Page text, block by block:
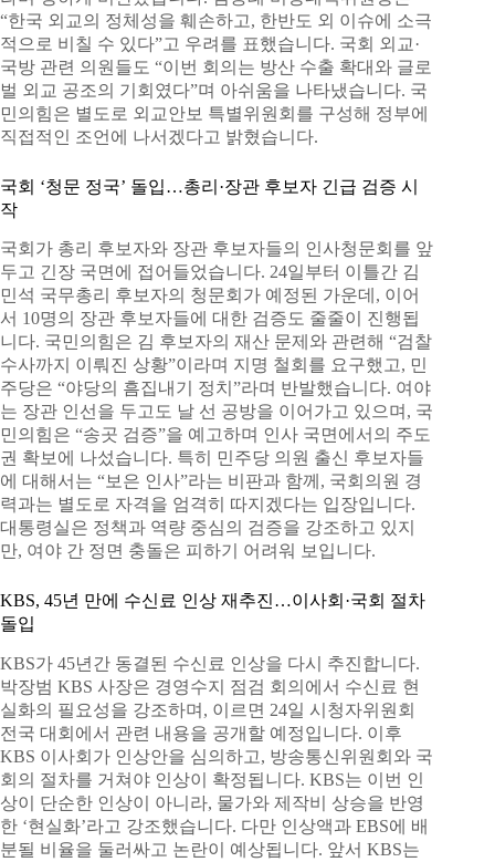
“한국 외교의 정체성을 훼손하고, 한반도 외 이슈에 소극
적으로 비칠 수 있다”고 우려를 표했습니다. 국회 외교·
국방 관련 의원들도 “이번 회의는 방산 수출 확대와 글로
벌 외교 공조의 기회였다”며 아쉬움을 나타냈습니다. 국
민의힘은 별도로 외교안보 특별위원회를 구성해 정부에
직접적인 조언에 나서겠다고 밝혔습니다.
국회 ‘청문 정국’ 돌입…총리·장관 후보자 긴급 검증 시
작
국회가 총리 후보자와 장관 후보자들의 인사청문회를 앞
두고 긴장 국면에 접어들었습니다. 24일부터 이틀간 김
민석 국무총리 후보자의 청문회가 예정된 가운데, 이어
서 10명의 장관 후보자들에 대한 검증도 줄줄이 진행됩
니다. 국민의힘은 김 후보자의 재산 문제와 관련해 “검찰
수사까지 이뤄진 상황”이라며 지명 철회를 요구했고, 민
주당은 “야당의 흠집내기 정치”라며 반발했습니다. 여야
는 장관 인선을 두고도 날 선 공방을 이어가고 있으며, 국
민의힘은 “송곳 검증”을 예고하며 인사 국면에서의 주도
권 확보에 나섰습니다. 특히 민주당 의원 출신 후보자들
에 대해서는 “보은 인사”라는 비판과 함께, 국회의원 경
력과는 별도로 자격을 엄격히 따지겠다는 입장입니다.
대통령실은 정책과 역량 중심의 검증을 강조하고 있지
만, 여야 간 정면 충돌은 피하기 어려워 보입니다.
KBS, 45년 만에 수신료 인상 재추진…이사회·국회 절차
돌입
KBS가 45년간 동결된 수신료 인상을 다시 추진합니다.
박장범 KBS 사장은 경영수지 점검 회의에서 수신료 현
실화의 필요성을 강조하며, 이르면 24일 시청자위원회
전국 대회에서 관련 내용을 공개할 예정입니다. 이후
KBS 이사회가 인상안을 심의하고, 방송통신위원회와 국
회의 절차를 거쳐야 인상이 확정됩니다. KBS는 이번 인
상이 단순한 인상이 아니라, 물가와 제작비 상승을 반영
한 ‘현실화’라고 강조했습니다. 다만 인상액과 EBS에 배
분될 비율을 둘러싸고 논란이 예상됩니다. 앞서 KBS는